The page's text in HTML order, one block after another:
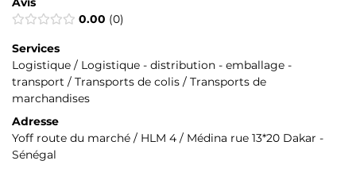
Avis
0.00 0
Services
Logistique / Logistique - distribution - emballage -
transport / Transports de colis / Transports de
marchandises
Adresse
Yoff route du marché / HLM 4 / Médina rue 13*20 Dakar -
Sénégal